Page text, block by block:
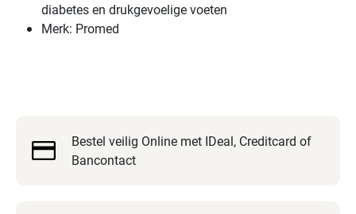
diabetes en drukgevoelige voeten
Merk: Promed
soepel
aanpast
valgus,
hamertenen,
Bestel veilig Online met IDeal, Creditcard of
Bancontact